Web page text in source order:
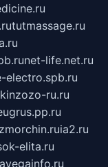
tutmassage.ru
net-life.net.ru
electro.spb.ru
kinzozo-ru.ru
ia2.ru
elita.ru
avegainfo.ru